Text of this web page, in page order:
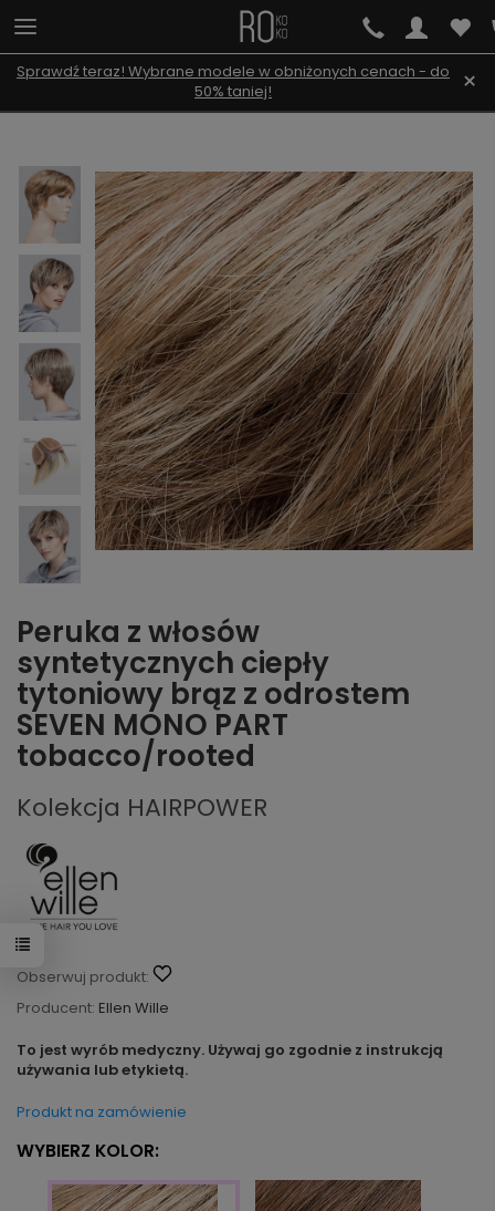
Sprawdź teraz! Wybrane modele w obniżonych cenach - do
50% taniej!
×
Peruka z włosów
syntetycznych ciepły
tytoniowy brąz z odrostem
SEVEN MONO PART
tobacco/rooted
Kolekcja HAIRPOWER
Obserwuj produkt:
Producent: Ellen Wille
To jest wyrób medyczny. Używaj go zgodnie z instrukcją
używania lub etykietą.
Produkt na zamówienie
WYBIERZ KOLOR: